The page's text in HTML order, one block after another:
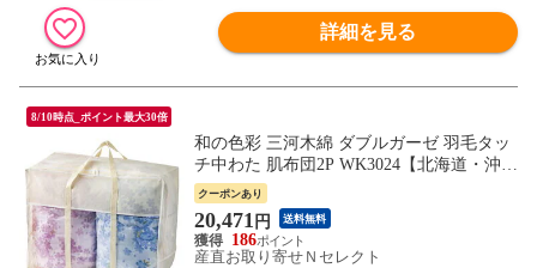
詳細を見る
8/10時点_ポイント最大30倍
和の色彩 三河木綿 ダブルガーゼ 羽毛タッ
チ中わた 肌布団2P WK3024【北海道・沖縄
県・離島 配送不可】
クーポンあり
20,471 円 送料無料
186
産直お取り寄せＮセレクト